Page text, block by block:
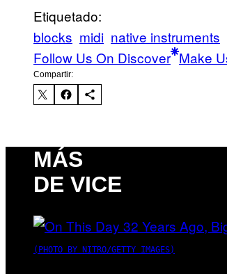
Etiquetado:
blocks midi native instruments
Follow Us On Discover Make
Compartir:
MÁS
DE VICE
(PHOTO BY NITRO/GETTY IMAGES)